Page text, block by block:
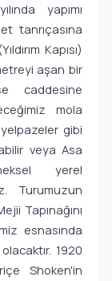
yapımı
tanrıçasına
Kapısı)
aşan bir
caddesine
mola
gibi
veya Asa
yerel
Turumuzun
Tapınağını
esnasında
1920
Shoken'in